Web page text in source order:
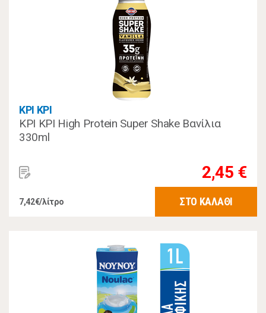
ΚΡΙ ΚΡΙ
ΚΡΙ ΚΡΙ High Protein Super Shake Βανίλια
330ml
2,45 €
7,42€/λίτρο ΣΤΟ ΚΑΛΑΘΙ